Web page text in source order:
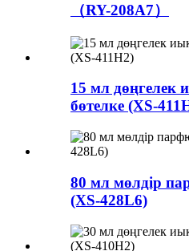
（RY-208A7）
15 мл дөңгелек
бөтелке (XS-
80 мл мөлдір
(XS-428L6)